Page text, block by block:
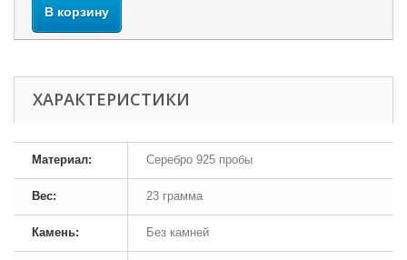
В корзину
ХАРАКТЕРИСТИКИ
Материал: Серебро 925 пробы
Вес: 23 грамма
Камень: Без камней